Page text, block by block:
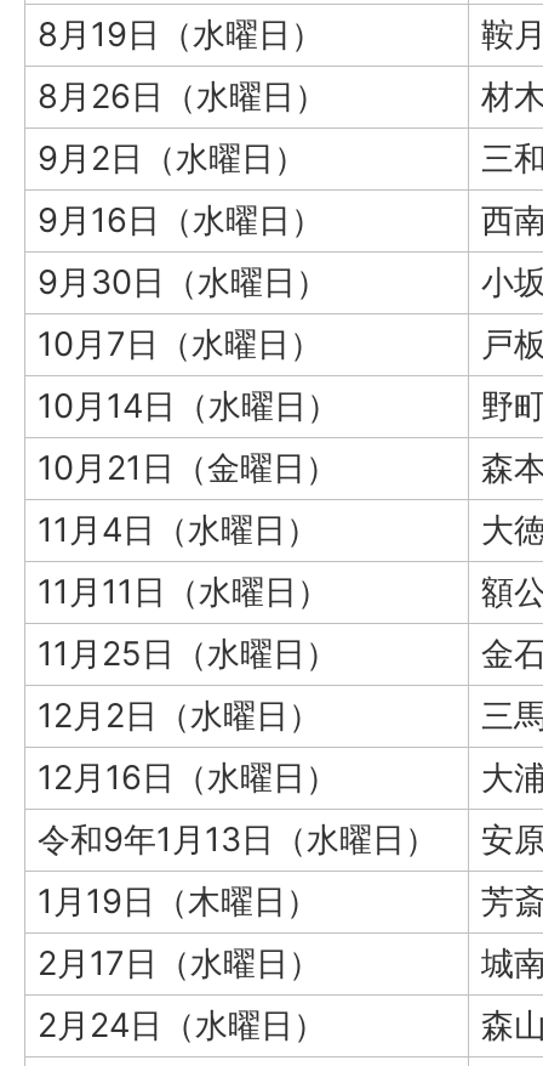
8月19日（水曜日）
鞍
8月26日（水曜日）
材
9月2日（水曜日）
三
9月16日（水曜日）
西
9月30日（水曜日）
小
10月7日（水曜日）
戸
10月14日（水曜日）
野
10月21日（金曜日）
森
11月4日（水曜日）
大
11月11日（水曜日）
額
11月25日（水曜日）
金
12月2日（水曜日）
三
12月16日（水曜日）
大
令和9年1月13日（水曜日）
安
1月19日（木曜日）
芳
2月17日（水曜日）
城
2月24日（水曜日）
森